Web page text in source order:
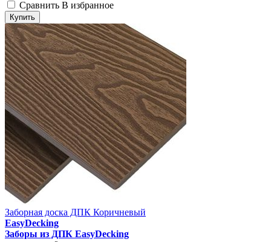
Сравнить В избранное
Купить
Заборная доска ДПК Коричневый
EasyDecking
Заборы из ДПК EasyDecking